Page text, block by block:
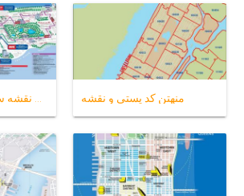
منهتن نقشه سیاحتی و گردشگری منهتن کد پستی و نقشه